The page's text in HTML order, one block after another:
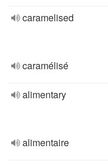
caramelised
caramélisé
alimentary
alimentaire